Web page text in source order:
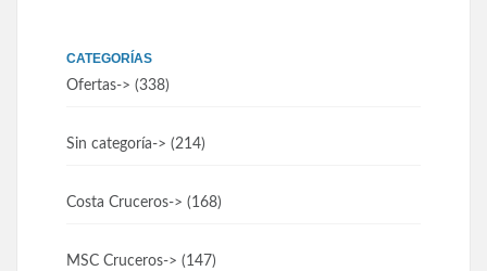
CATEGORÍAS
Ofertas-> (338)
Sin categoría-> (214)
Costa Cruceros-> (168)
MSC Cruceros-> (147)